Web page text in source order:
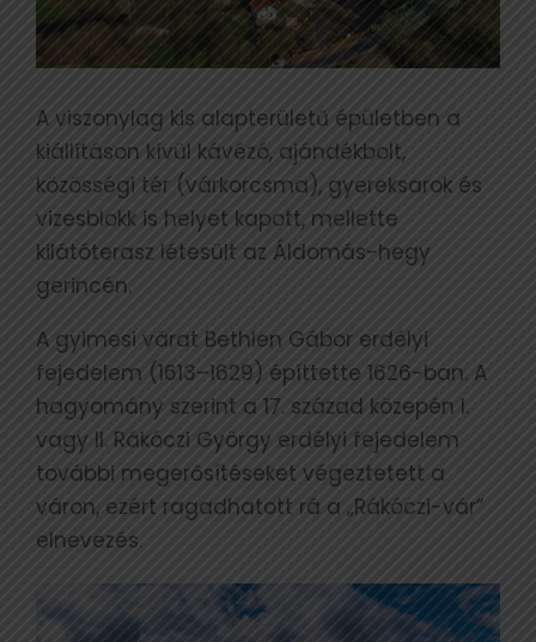
A viszonylag kis alapterületű épületben a
kiállításon kívül kávézó, ajándékbolt,
közösségi tér (várkorcsma), gyereksarok és
vizesblokk is helyet kapott, mellette
kilátóterasz létesült az Áldomás-hegy
gerincén.
A gyimesi várat Bethlen Gábor erdélyi
fejedelem (1613–1629) építtette 1626-ban. A
hagyomány szerint a 17. század közepén I.
vagy II. Rákóczi György erdélyi fejedelem
további megerősítéseket végeztetett a
váron, ezért ragadhatott rá a „Rákóczi-vár”
elnevezés.